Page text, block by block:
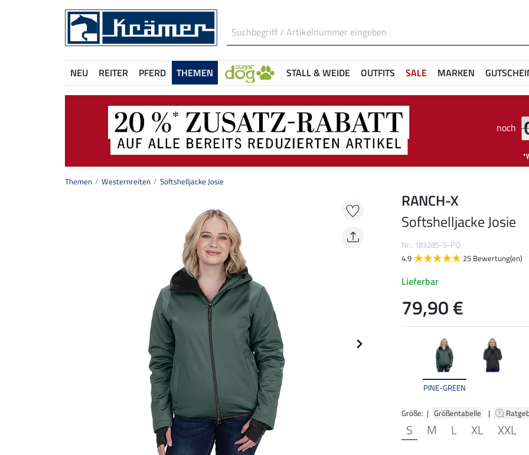
NEU REITER PFERD THEMEN STALL & WEIDE OUTFITS SALE MARKEN
noch
Themen Westernreiten Softshelljacke Josie
PINE-GREEN
Größe: | Größentabelle |
S M L XL XXL
RANCH-X
Softshelljacke Josie
Nr.: 183285-S-PQ
4.9
25 Bewertung(en)
Lieferbar
79,90 €